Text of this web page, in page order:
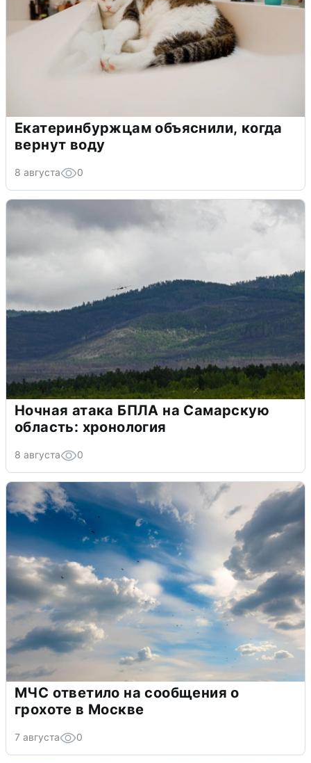
Екатеринбуржцам объяснили, когда
вернут воду
8 августа 0
Ночная атака БПЛА на Самарскую
область: хронология
8 августа 0
МЧС ответило на сообщения о
грохоте в Москве
7 августа 0